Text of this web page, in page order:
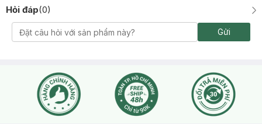
Hỏi đáp(0)
Gửi